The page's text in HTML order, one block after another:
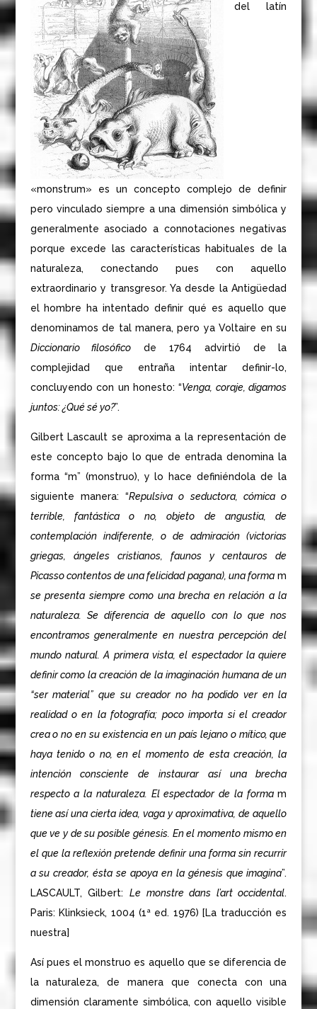
del latín
«monstrum» es un concepto complejo de definir
pero vinculado siempre a una dimensión simbólica y
generalmente asociado a connotaciones negativas
porque excede las características habituales de la
naturaleza, conectando pues con aquello
extraordinario y transgresor. Ya desde la Antigüedad
el hombre ha intentado definir qué es aquello que
denominamos de tal manera, pero ya Voltaire en su
Diccionario filosófico de 1764 advirtió de la
complejidad que entraña intentar definir-lo,
concluyendo con un honesto: “Venga, coraje, digamos
juntos: ¿Qué sé yo?”.
Gilbert Lascault se aproxima a la representación de
este concepto bajo lo que de entrada denomina la
forma “m” (monstruo), y lo hace definiéndola de la
siguiente manera: “Repulsiva o seductora, cómica o
terrible, fantástica o no, objeto de angustia, de
contemplación indiferente, o de admiración (victorias
griegas, ángeles cristianos, faunos y centauros de
Picasso contentos de una felicidad pagana), una forma m
se presenta siempre como una brecha en relación a la
naturaleza. Se diferencia de aquello con lo que nos
encontramos generalmente en nuestra percepción del
mundo natural. A primera vista, el espectador la quiere
definir como la creación de la imaginación humana de un
“ser material” que su creador no ha podido ver en la
realidad o en la fotografía; poco importa si el creador
crea o no en su existencia en un país lejano o mítico, que
haya tenido o no, en el momento de esta creación, la
intención consciente de instaurar así una brecha
respecto a la naturaleza. El espectador de la formam
tiene así una cierta idea, vaga y aproximativa, de aquello
que ve y de su posible génesis. En el momento mismo en
el que la reflexión pretende definir una forma sin recurrir
a su creador, ésta se apoya en la génesis que imagina”.
LASCAULT, Gilbert: Le monstre dans l’art occidental.
Paris: Klinksieck, 1004 (1ª ed. 1976) [La traducción es
nuestra]
Así pues el monstruo es aquello que se diferencia de
la naturaleza, de manera que conecta con una
dimensión claramente simbólica, con aquello visible